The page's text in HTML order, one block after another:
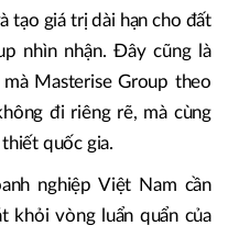
tạo giá trị dài hạn cho đất
nhìn nhận. Đây cũng là
Masterise Group theo
đi riêng rẽ, mà cùng
quốc gia.
nghiệp Việt Nam cần
khỏi vòng luẩn quẩn của